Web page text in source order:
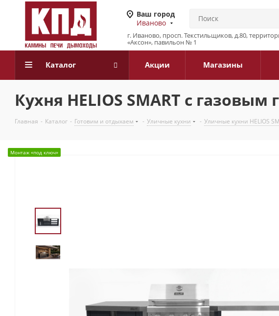
Ваш город
Иваново
г. Иваново, просп. Текстильщиков, д.80,
«Аксон», павильон № 1
Каталог Акции Магазины
Кухня HELIOS SMART с
Главная - Каталог - Готовим и отдыхаем - Уличные кухни - Уличные кухни HELIOS
Монтаж «под ключ»